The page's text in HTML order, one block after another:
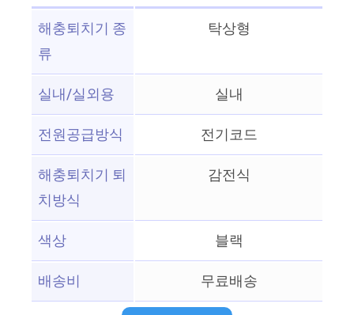
해충퇴치기 종
류
탁상형
실내/실외용
실내
전원공급방식
전기코드
해충퇴치기 퇴
치방식
감전식
색상
블랙
배송비
무료배송